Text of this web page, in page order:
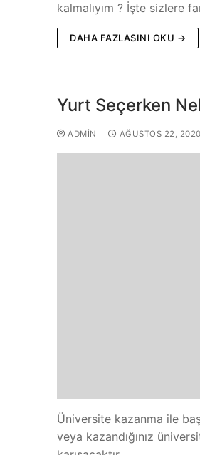
kalmalıyım ? İşte sizlere
DAHA FAZLASINI OKU →
Yurt Seçerken
ADMIN AĞUSTOS 22, 2020
Üniversite kazanma ile
veya kazandığınız